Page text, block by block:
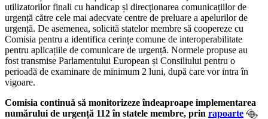
utilizatorilor finali cu handicap și direcționarea comunicațiilor de
urgență către cele mai adecvate centre de preluare a apelurilor de
urgență. De asemenea, solicită statelor membre să coopereze cu
Comisia pentru a identifica cerințe comune de interoperabilitate
pentru aplicațiile de comunicare de urgență. Normele propuse au
fost transmise Parlamentului European și Consiliului pentru o
perioadă de examinare de minimum 2 luni, după care vor intra în
vigoare.
Comisia continuă să monitorizeze îndeaproape implementarea
numărului de urgență 112 în statele membre, prin rapoarte